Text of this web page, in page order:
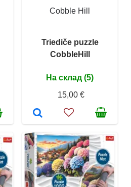
Cobble Hill
Triediče puzzle
CobbleHill
На склад (5)
15,00 €